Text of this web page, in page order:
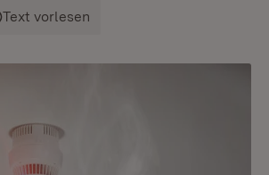
Text vorlesen